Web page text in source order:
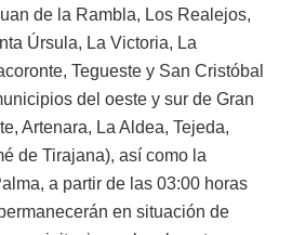
de la Rambla, Los Realejos,
Úrsula, La Victoria, La
Tegueste y San Cristóbal
del oeste y sur de Gran
Artenara, La Aldea, Tejeda,
de Tirajana), así como la
a partir de las 03:00 horas
en situación de